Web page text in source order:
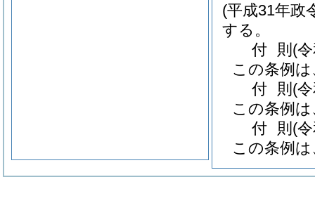
(平成31年政
する。
付 則 (
この条例
付 則 (
この条例
付 則 (
この条例